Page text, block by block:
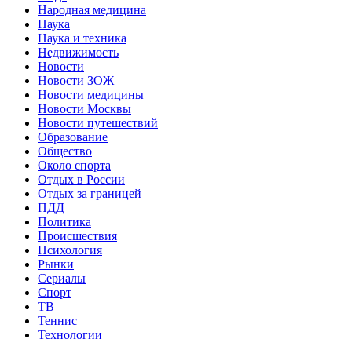
Народная медицина
Наука
Наука и техника
Недвижимость
Новости
Новости ЗОЖ
Новости медицины
Новости Москвы
Новости путешествий
Образование
Общество
Около спорта
Отдых в России
Отдых за границей
ПДД
Политика
Происшествия
Психология
Рынки
Сериалы
Спорт
ТВ
Теннис
Технологии